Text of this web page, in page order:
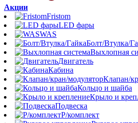
Акции
Fristom
LED фары
WAS
Болт/Втулка/
Выхлопная
Двигатель
Кабина
Клапан/
Кольцо и шайба
Крыло и
Подвеска
Р/комплект